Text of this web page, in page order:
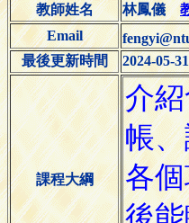
教師姓名 林鳳儀
Email
最後更新時間
2024-05-
課程大綱